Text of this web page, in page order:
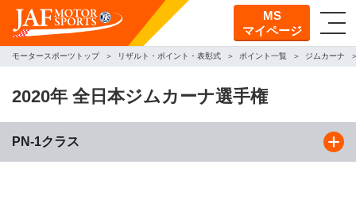
MS
マイページ
モータースポーツトップ リザルト・ポイント・表彰式 ポイント一覧 ジムカーナ
2020年 全日本ジムカーナ選手権
PN-1クラス